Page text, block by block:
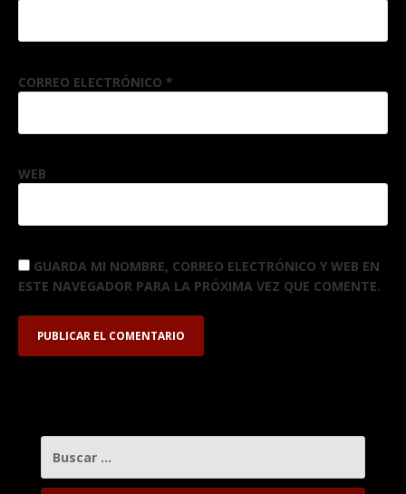
CORREO ELECTRÓNICO *
WEB
GUARDA MI NOMBRE, CORREO ELECTRÓNICO Y WEB EN
ESTE NAVEGADOR PARA LA PRÓXIMA VEZ QUE COMENTE.